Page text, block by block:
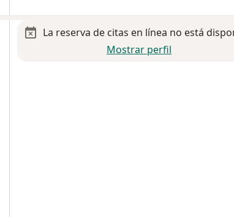
La reserva de citas en línea no está
Mostrar perfil